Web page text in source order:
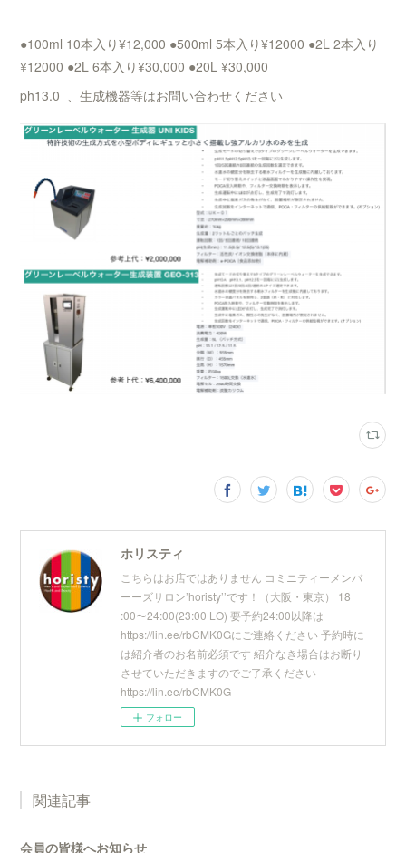
●100ml 10本入り¥12,000 ●500ml 5本入り¥12000 ●2L 2本入り
¥12000 ●2L 6本入り¥30,000 ●20L ¥30,000
ph13.0 、生成機器等はお問い合わせください
ホリスティ
こちらはお店ではありません コミニティーメンバ
ーーズサロン’horisty’’です！（大阪・東京） 18
:00〜24:00(23:00 LO) 要予約24:00以降は
https://lin.ee/rbCMK0Gにご連絡ください 予約時に
は紹介者のお名前必須です 紹介なき場合はお断り
させていただきますのでご了承ください
https://lin.ee/rbCMK0G
フォロー
関連記事
会員の皆様へお知らせ